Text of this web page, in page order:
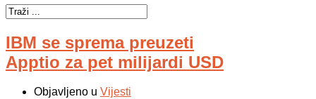
IBM se sprema preuzeti
Apptio za pet milijardi USD
Objavljeno u Vijesti